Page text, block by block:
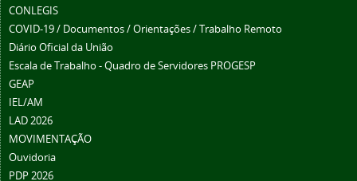
CONLEGIS
COVID-19 / Documentos / Orientações / Trabalho Remoto
Diário Oficial da União
Escala de Trabalho - Quadro de Servidores PROGESP
GEAP
IEL/AM
LAD 2026
MOVIMENTAÇÃO
Ouvidoria
PDP 2026